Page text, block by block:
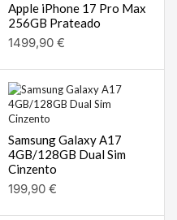
Apple iPhone 17 Pro Max
256GB Prateado
1499,90 €
Samsung Galaxy A17
4GB/128GB Dual Sim
Cinzento
199,90 €